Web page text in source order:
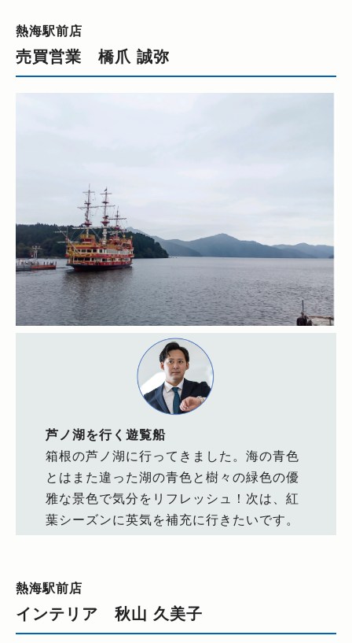
熱海駅前店
売買営業 橋爪 誠弥
芦ノ湖を行く遊覧船
箱根の芦ノ湖に行ってきました。海の青色
とはまた違った湖の青色と樹々の緑色の優
雅な景色で気分をリフレッシュ！次は、紅
葉シーズンに英気を補充に行きたいです。
熱海駅前店
インテリア 秋山 久美子